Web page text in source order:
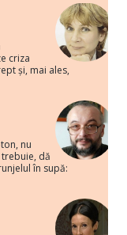
criza
și, mai ales,
nu
dă
în supă: